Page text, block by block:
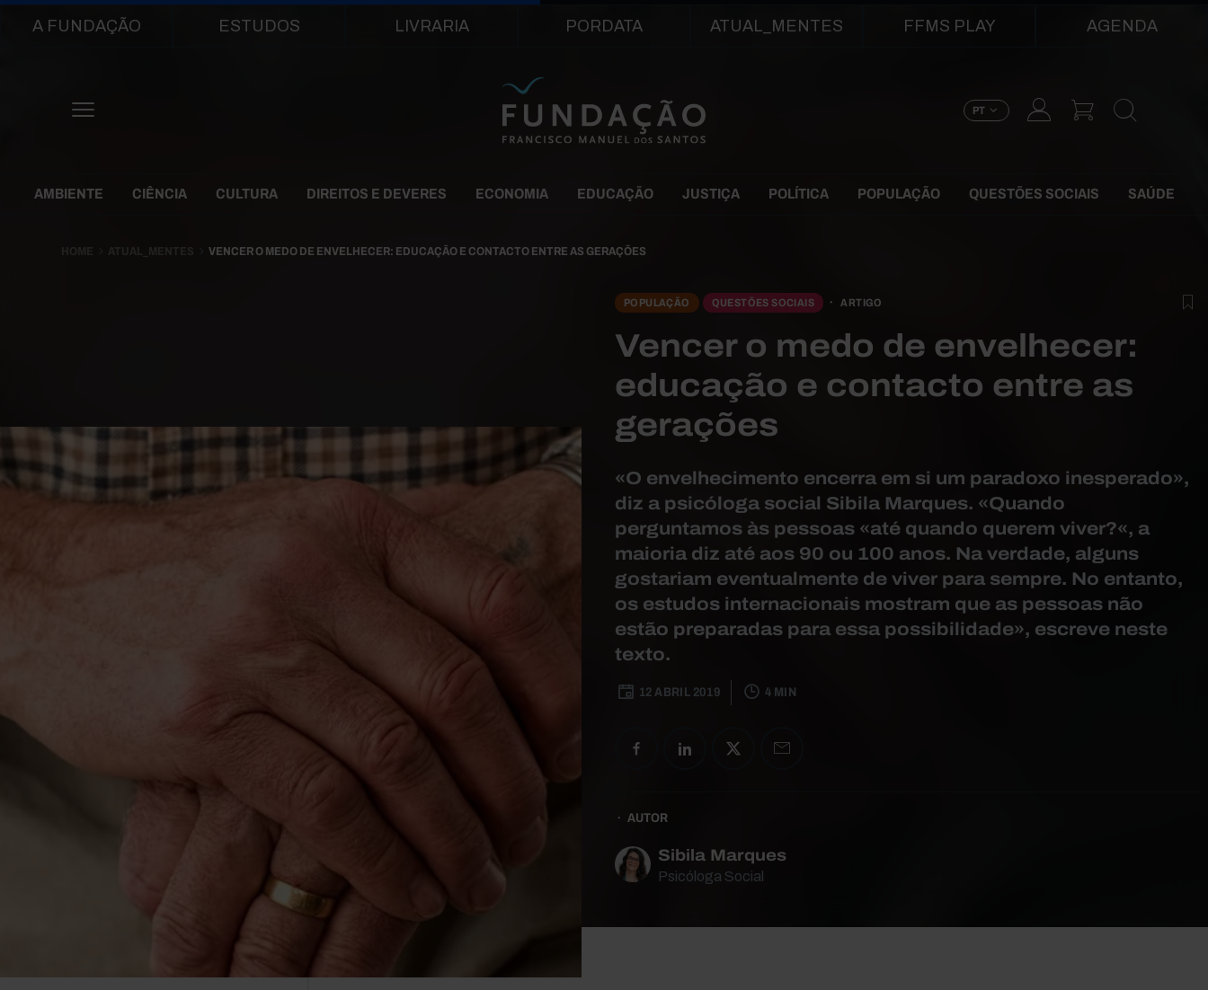
Main navigation
A FUNDAÇÃO ESTUDOS LIVRARIA PORDATA ATUAL_MENTES FFMS PLAY AGENDA
PT
Themes Menu
AMBIENTE CIÊNCIA CULTURA DIREITOS E DEVERES ECONOMIA EDUCAÇÃO JUSTIÇA POLÍTICA POPULAÇÃO QUESTÕES SOCIAIS SAÚDE
VENCER O MEDO DE ENVELHECER: EDUCAÇÃO E CONTACTO ENTRE AS GERAÇÕES
POPULAÇÃO QUESTÕES SOCIAIS ARTIGO
Vencer o medo de envelhecer:
educação e contacto entre as
gerações
«O envelhecimento encerra em si um paradoxo inesperado»,
diz a psicóloga social Sibila Marques. «Quando
perguntamos às pessoas «até quando querem viver?«, a
maioria diz até aos 90 ou 100 anos. Na verdade, alguns
gostariam eventualmente de viver para sempre. No entanto,
os estudos internacionais mostram que as pessoas não
estão preparadas para essa possibilidade», escreve neste
texto.
12 ABRIL 2019 4 MIN
AUTOR
Sibila Marques
Psicóloga Social